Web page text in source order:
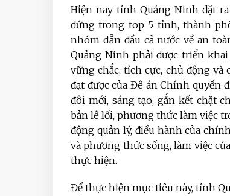
Hiện nay tỉnh Quảng Ninh đặt
đứng trong top 5 tỉnh, thành
nhóm dẫn đầu cả nước về an
Quảng Ninh phải được triển
vững chắc, tích cực, chủ động
đạt được của Đê án Chính quyền
đôi mới, sáng tạo, gắn kết chặt
bản lê lối, phương thức làm việc
động quản lý, điều hành của
và phương thức sống, làm việc
thực hiện.
Để thực hiện mục tiêu này, tỉnh